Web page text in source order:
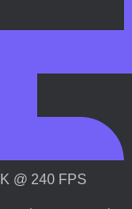
@ 240 FPS